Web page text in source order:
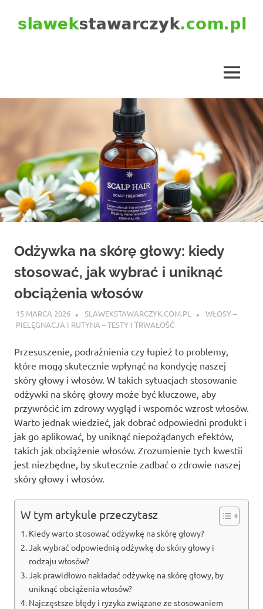
MENU
Odżywka na skórę głowy: kiedy
stosować, jak wybrać i uniknąć
obciążenia włosów
15 MARCA 2026 SLAWEKSTAWARCZYK.COM.PL
WŁOSY –
PIELĘGNACJA I RUTYNA – TESTY I TRWAŁOŚĆ
Przesuszenie, podrażnienia czy łupież to problemy,
które mogą skutecznie wpłynąć na kondycję naszej
skóry głowy i włosów. W takich sytuacjach stosowanie
odżywki na skórę głowy może być kluczowe, aby
przywrócić im zdrowy wygląd i wspomóc wzrost włosów.
Warto jednak wiedzieć, jak dobrać odpowiedni produkt i
jak go aplikować, by uniknąć niepożądanych efektów,
takich jak obciążenie włosów. Zrozumienie tych kwestii
jest niezbędne, by skutecznie zadbać o zdrowie naszej
skóry głowy i włosów.
W tym artykule przeczytasz
Kiedy warto stosować odżywkę na skórę głowy?
Jak wybrać odpowiednią odżywkę do skóry głowy i
rodzaju włosów?
Jak prawidłowo nakładać odżywkę na skórę głowy, by
uniknąć obciążenia włosów?
Najczęstsze błędy i ryzyka związane ze stosowaniem